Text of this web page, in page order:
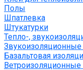
Полы
Шпатлевка
Штукатурки
Тепло-,
Базальтовая